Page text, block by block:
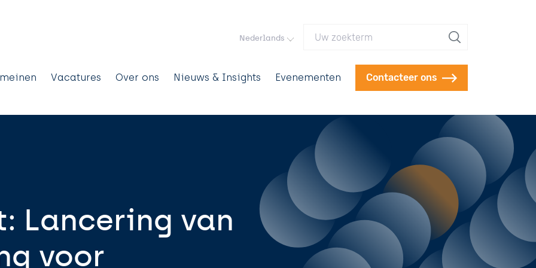
Nederlands
Vacatures Over ons Nieuws & Insights Evenementen Contacteer ons
Lancering van
voor